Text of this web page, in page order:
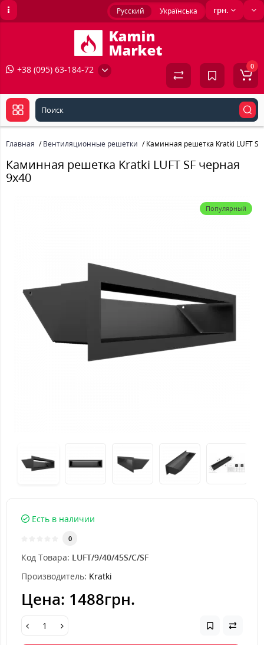
грн.
Русский Українська
+38 (095) 63-184-72 0
Главная Вентиляционные решетки Каминная решетка Kratki LUFT
Каминная решетка Kratki LUFT SF черная
9x40
Популярный
Есть в наличии
0
Код Товара: LUFT/9/40/45S/C/SF
Производитель: Kratki
Цена: 1488грн.